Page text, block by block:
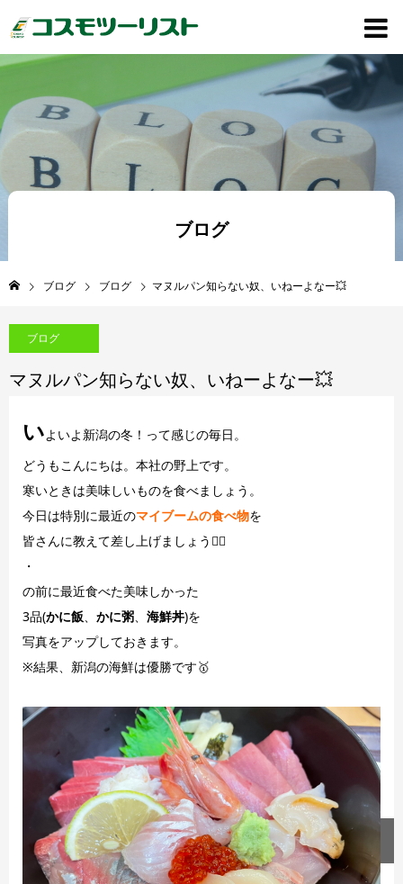
ブログ
ブログ ブログ マヌルパン知らない奴、いねーよなー💥
ブログ
マヌルパン知らない奴、いねーよなー💥
いよいよ新潟の冬！って感じの毎日。
どうもこんにちは。本社の野上です。
寒いときは美味しいものを食べましょう。
今日は特別に最近のマイブームの食べ物を
皆さんに教えて差し上げましょう💁‍♂️
・
の前に最近食べた美味しかった
3品(かに飯、 かに粥、 海鮮丼)を
写真をアップしておきます。
※結果、新潟の海鮮は優勝です🥇